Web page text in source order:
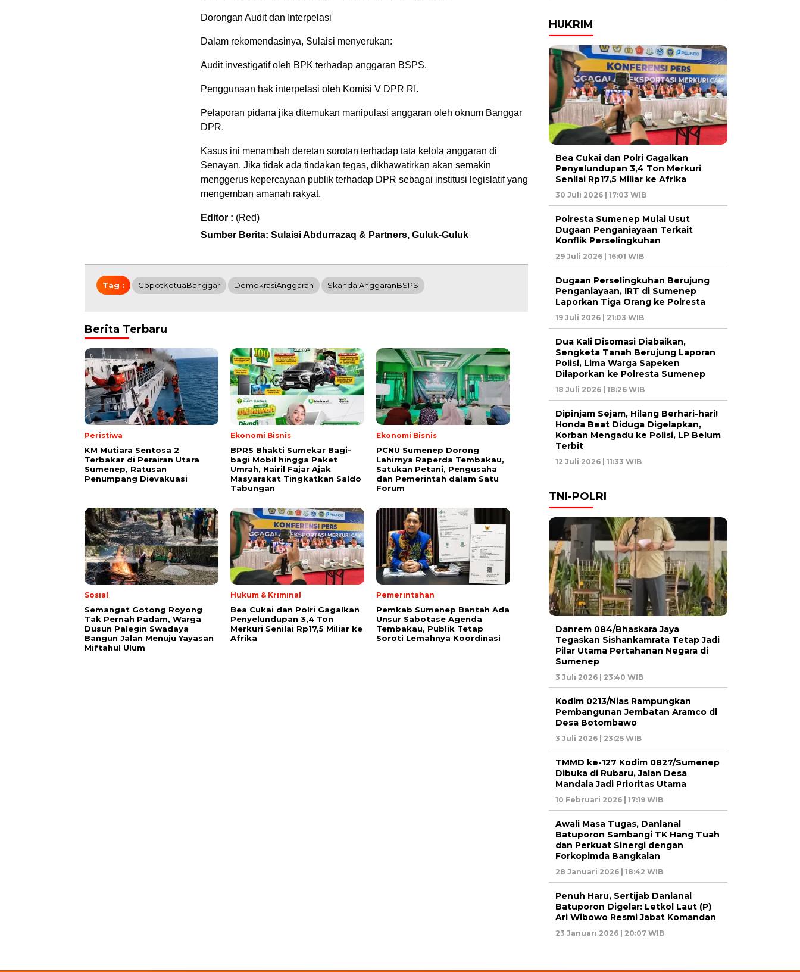
Dorongan Audit dan Interpelasi
Dalam rekomendasinya, Sulaisi menyerukan:
Audit investigatif oleh BPK terhadap anggaran BSPS.
Penggunaan hak interpelasi oleh Komisi V DPR RI.
Pelaporan pidana jika ditemukan manipulasi anggaran oleh oknum Banggar
DPR.
Kasus ini menambah deretan sorotan terhadap tata kelola anggaran di
Senayan. Jika tidak ada tindakan tegas, dikhawatirkan akan semakin
menggerus kepercayaan publik terhadap DPR sebagai institusi legislatif yang
mengemban amanah rakyat.
Editor : (Red)
Sumber Berita: Sulaisi Abdurrazaq & Partners, Guluk-Guluk
Tag : CopotKetuaBanggar DemokrasiAnggaran SkandalAnggaranBSPS
Berita Terbaru
Peristiwa
KM Mutiara Sentosa 2
Terbakar di Perairan Utara
Sumenep, Ratusan
Penumpang Dievakuasi
Ekonomi Bisnis
BPRS Bhakti Sumekar Bagi-
bagi Mobil hingga Paket
Umrah, Hairil Fajar Ajak
Masyarakat Tingkatkan Saldo
Tabungan
Ekonomi Bisnis
PCNU Sumenep Dorong
Lahirnya Raperda Tembakau,
Satukan Petani, Pengusaha
dan Pemerintah dalam Satu
Forum
Sosial
Semangat Gotong Royong
Tak Pernah Padam, Warga
Dusun Palegin Swadaya
Bangun Jalan Menuju Yayasan
Miftahul Ulum
Hukum & Kriminal
Bea Cukai dan Polri Gagalkan
Penyelundupan 3,4 Ton
Merkuri Senilai Rp17,5 Miliar ke
Afrika
Pemerintahan
Pemkab Sumenep Bantah Ada
Unsur Sabotase Agenda
Tembakau, Publik Tetap
Soroti Lemahnya Koordinasi
HUKRIM
Bea Cukai dan Polri Gagalkan
Penyelundupan 3,4 Ton Merkuri
Senilai Rp17,5 Miliar ke Afrika
30 Juli 2026 | 17:03 WIB
Polresta Sumenep Mulai Usut
Dugaan Penganiayaan Terkait
Konflik Perselingkuhan
29 Juli 2026 | 16:01 WIB
Dugaan Perselingkuhan Berujung
Penganiayaan, IRT di Sumenep
Laporkan Tiga Orang ke Polresta
19 Juli 2026 | 21:03 WIB
Dua Kali Disomasi Diabaikan,
Sengketa Tanah Berujung Laporan
Polisi, Lima Warga Sapeken
Dilaporkan ke Polresta Sumenep
18 Juli 2026 | 18:26 WIB
Dipinjam Sejam, Hilang Berhari-hari!
Honda Beat Diduga Digelapkan,
Korban Mengadu ke Polisi, LP Belum
Terbit
12 Juli 2026 | 11:33 WIB
TNI-POLRI
Danrem 084/Bhaskara Jaya
Tegaskan Sishankamrata Tetap Jadi
Pilar Utama Pertahanan Negara di
Sumenep
3 Juli 2026 | 23:40 WIB
Kodim 0213/Nias Rampungkan
Pembangunan Jembatan Aramco di
Desa Botombawo
3 Juli 2026 | 23:25 WIB
TMMD ke-127 Kodim 0827/Sumenep
Dibuka di Rubaru, Jalan Desa
Mandala Jadi Prioritas Utama
10 Februari 2026 | 17:19 WIB
Awali Masa Tugas, Danlanal
Batuporon Sambangi TK Hang Tuah
dan Perkuat Sinergi dengan
Forkopimda Bangkalan
28 Januari 2026 | 18:42 WIB
Penuh Haru, Sertijab Danlanal
Batuporon Digelar: Letkol Laut (P)
Ari Wibowo Resmi Jabat Komandan
23 Januari 2026 | 20:07 WIB